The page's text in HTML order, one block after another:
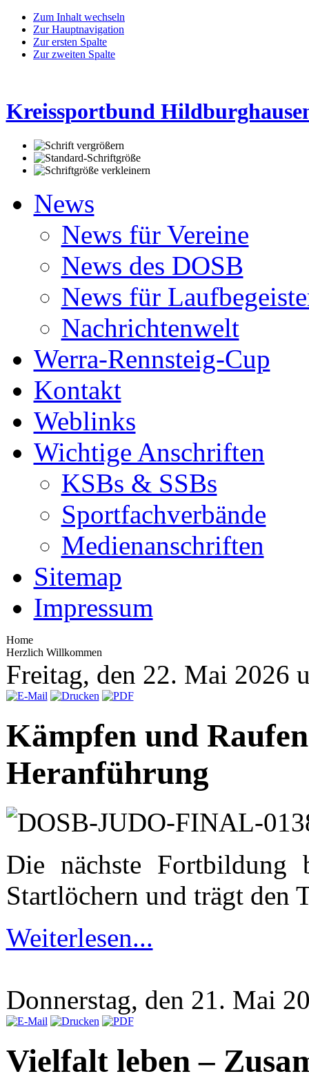
Zum Inhalt wechseln
Zur Hauptnavigation
Zur ersten Spalte
Zur zweiten Spalte
Kreissportbund
News
News für Vereine
News des DOSB
News für
Nachrichtenwelt
Werra-Rennsteig-Cup
Kontakt
Weblinks
Wichtige Anschriften
KSBs & SSBs
Sportfachverbände
Medienanschriften
Sitemap
Impressum
Home
Herzlich Willkommen
Freitag, den 22. Mai 2026
Kämpfen und
Heranführung
Die nächste Fortbildung
Startlöchern und trägt den
Weiterlesen...
Donnerstag, den 21. Mai
Vielfalt leben –